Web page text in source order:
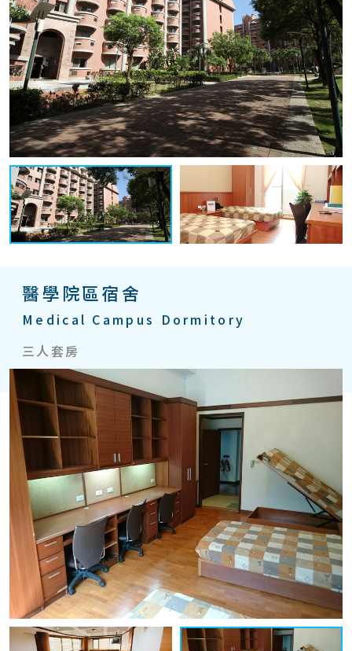
醫學院區宿舍
Medical Campus Dormitory
三人套房